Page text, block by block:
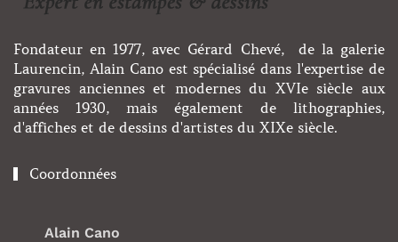
Fondateur en 1977, avec Gérard Chevé, de la galerie
Laurencin, Alain Cano est spécialisé dans l'expertise de
gravures anciennes et modernes du XVIe siècle aux
années 1930, mais également de lithographies,
d'affiches et de dessins d'artistes du XIXe siècle.
Coordonnées
Alain Cano